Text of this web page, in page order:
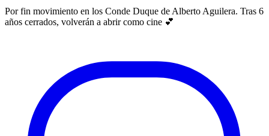
Por fin movimiento en los Conde Duque de Alberto Aguilera. Tras 6
años cerrados, volverán a abrir como cine 💕